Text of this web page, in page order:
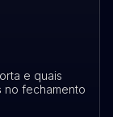
e quais
no fechamento